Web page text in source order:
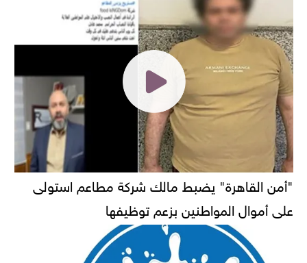
"أمن القاهرة" يضبط مالك شركة مطاعم استولى
على أموال المواطنين بزعم توظيفها